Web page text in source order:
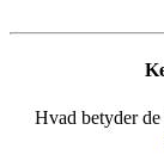
Hvad betyder